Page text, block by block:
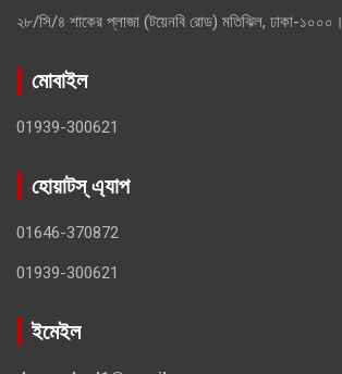
২৮/সি/৪ শাকের প্লাজা (টয়েনবি রোড) মতিঝিল, ঢাকা-১০০০।
মোবাইল
01939-300621
হোয়াটস্ এ্যাপ
01646-370872
01939-300621
ইমেইল